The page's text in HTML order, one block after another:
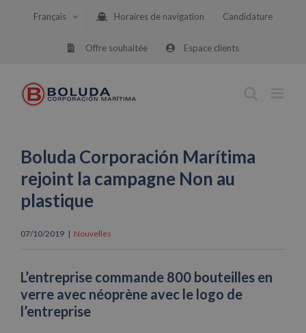
Français Horaires de navigation Candidature
Offre souhaitée Espace clients
Boluda Corporación Marítima
rejoint la campagne Non au
plastique
07/10/2019 | Nouvelles
L’entreprise commande 800 bouteilles en
verre avec néoprène avec le logo de
l’entreprise